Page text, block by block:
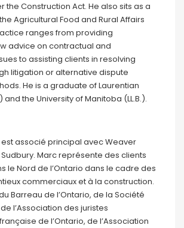
the Construction Act. He also sits as a
Agricultural Food and Rural Affairs
ranges from providing
advice on contractual and
to assisting clients in resolving
litigation or alternative dispute
He is a graduate of Laurentian
and the University of Manitoba (LL.B.).
associé principal avec Weaver
Sudbury. Marc représente des clients
le Nord de l’Ontario dans le cadre des
commerciaux et à la construction.
Barreau de l’Ontario, de la Société
l’Association des juristes
de l’Ontario, de l’Association